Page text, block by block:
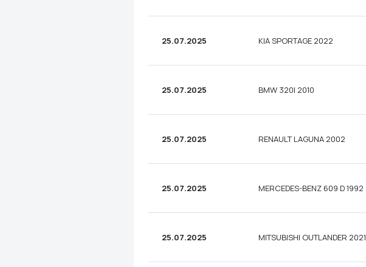
25.07.2025 KIA SPORTAGE 2022
25.07.2025 BMW 320I 2010
25.07.2025 RENAULT LAGUNA 2002
25.07.2025 MERCEDES-BENZ 609 D 1992
25.07.2025 MITSUBISHI OUTLANDER 2021